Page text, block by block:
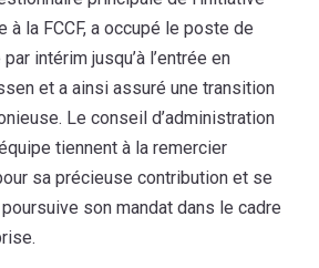
à la FCCF, a occupé le poste de
intérim jusqu’à l’entrée en
et a ainsi assuré une transition
Le conseil d’administration
tiennent à la remercier
sa précieuse contribution et se
son mandat dans le cadre